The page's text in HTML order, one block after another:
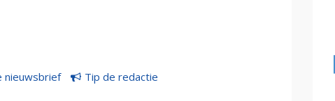
nieuwsbrief Tip de redactie